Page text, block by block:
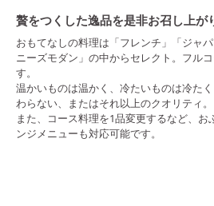
贅をつくした逸品を是非お召し上が
おもてなしの料理は「フレンチ」「ジャ
ニーズモダン」の中からセレクト。フル
す。
温かいものは温かく、冷たいものは冷た
わらない、またはそれ以上のクオリティ。
また、コース料理を1品変更するなど、お
ンジメニューも対応可能です。